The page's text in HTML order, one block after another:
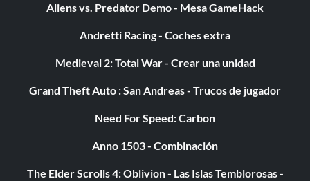
Power UPS Privilege (Remix Champion): Completa el
Aliens vs. Predator Demo - Mesa GameHack
Andretti Racing - Coches extra
Medieval 2: Total War - Crear una unidad
Grand Theft Auto : San Andreas - Trucos de jugador
Need For Speed: Carbon
Anno 1503 - Combinación
The Elder Scrolls 4: Oblivion - Las Islas Temblorosas -